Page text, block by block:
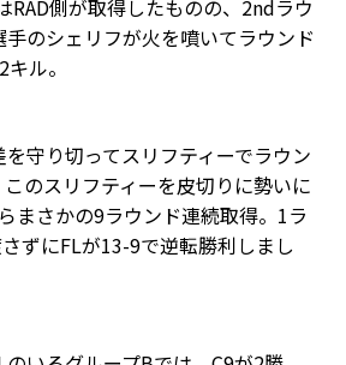
RAD側が取得したものの、2ndラウ
手のシェリフが火を噴いてラウンド
ル。
守り切ってスリフティーでラウン
のスリフティーを皮切りに勢いに
まさかの9ラウンド連続取得。1ラ
ずにFLが13-9で逆転勝利しまし